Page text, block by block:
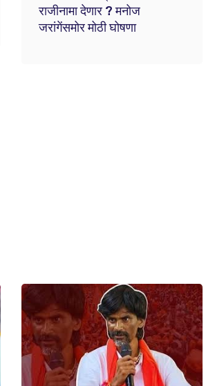
राजीनामा देणार ? मनोज
जरांगेंसमोर मोठी घोषणा